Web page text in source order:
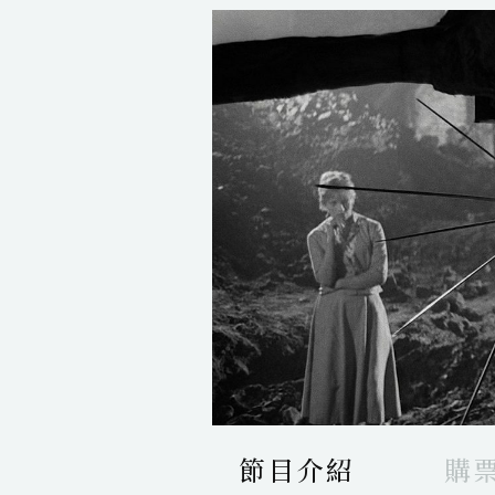
節目介紹 購